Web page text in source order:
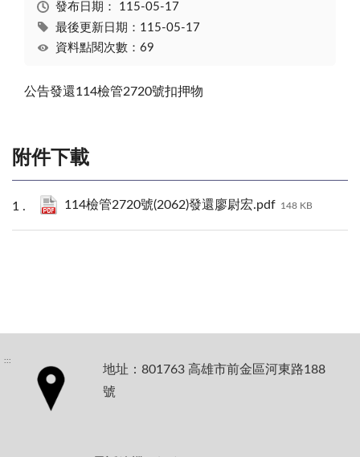
發布日期： 115-05-17
最後更新日期：115-05-17
資料點閱次數：69
公告發還114檢管2720號扣押物
附件下載
114檢管2720號(2062)發還廖尉宏.pdf 148 KB
:::
地址：801763 高雄市前金區河東路188
號